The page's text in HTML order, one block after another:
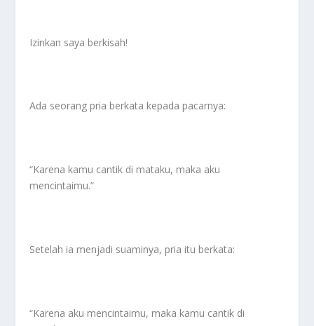
Izinkan saya berkisah!
Ada seorang pria berkata kepada pacarnya:
“Karena kamu cantik di mataku, maka aku
mencintaimu.”
Setelah ia menjadi suaminya, pria itu berkata:
“Karena aku mencintaimu, maka kamu cantik di